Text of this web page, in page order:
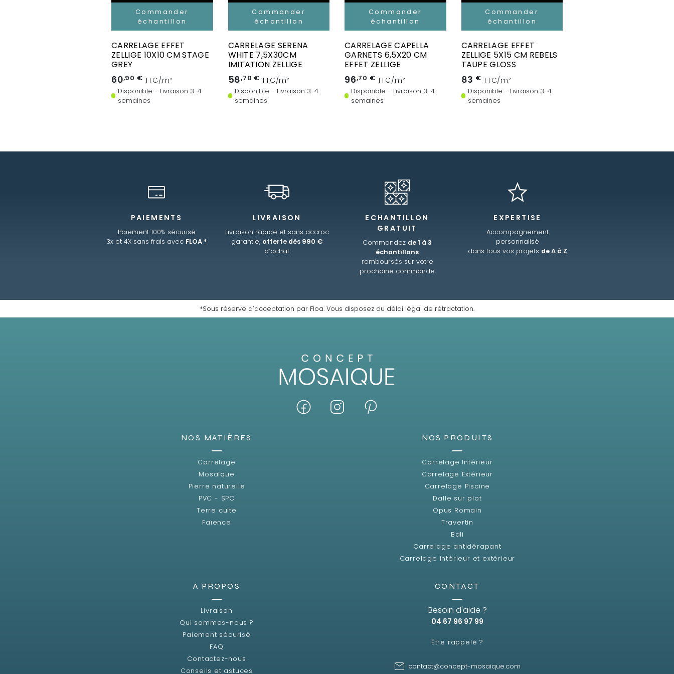
Commander
échantillon
CARRELAGE EFFET
ZELLIGE 10X10 CM STAGE
GREY
60,90 € TTC/m²
Disponible - Livraison 3-4
semaines
Commander
échantillon
CARRELAGE SERENA
WHITE 7,5X30CM
IMITATION ZELLIGE
58,70 € TTC/m²
Disponible - Livraison 3-4
semaines
Commander
échantillon
CARRELAGE CAPELLA
GARNETS 6,5X20 CM
EFFET ZELLIGE
96,70 € TTC/m²
Disponible - Livraison 3-4
semaines
Commander
échantillon
CARRELAGE EFFET
ZELLIGE 5X15 CM REBELS
TAUPE GLOSS
83 € TTC/m²
Disponible - Livraison 3-4
semaines
PAIEMENTS
Paiement 100% sécurisé
3x et 4X sans frais avec FLOA *
LIVRAISON
Livraison rapide et sans accroc
garantie, offerte dès 990 €
d’achat
ECHANTILLON
GRATUIT
Commandez de 1 à 3
échantillons
remboursés sur votre
prochaine commande
EXPERTISE
Accompagnement
personnalisé
dans tous vos projets de A à Z
*Sous réserve d’acceptation par Floa. Vous disposez du délai légal de rétractation.
NOS MATIÈRES
Carrelage
Mosaïque
Pierre naturelle
PVC - SPC
Terre cuite
Faïence
NOS PRODUITS
Carrelage Intérieur
Carrelage Extérieur
Carrelage Piscine
Dalle sur plot
Opus Romain
Travertin
Bali
Carrelage antidérapant
Carrelage intérieur et extérieur
A PROPOS
Livraison
Qui sommes-nous ?
Paiement sécurisé
FAQ
Contactez-nous
Conseils et astuces
CONTACT
Besoin d'aide ?
04 67 96 97 99
Être rappelé ?
contact@concept-mosaique.com